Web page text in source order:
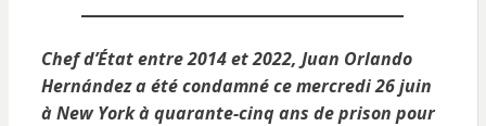
Chef d’État entre 2014 et 2022, Juan Orlando
Hernández a été condamné ce mercredi 26 juin
à New York à quarante-cinq ans de prison pour